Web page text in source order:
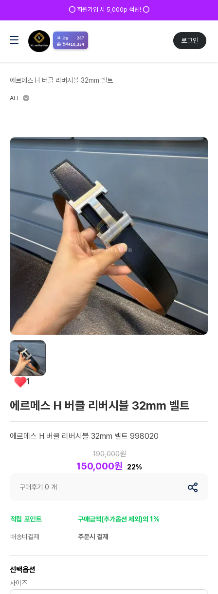
⭕ 회원가입 시 5,000p 적립! ⭕
로그인
📊 오늘 287
전체410,334
에르메스 H 버클 리버시블 32mm 벨트
ALL
1
에르메스 H 버클 리버시블 32mm 벨트
에르메스 H 버클 리버시블 32mm 벨트 998020
190,000원
150,000원 22%
구매후기 0 개
적립 포인트 구매금액(추가옵션 제외)의 1%
배송비결제 주문시 결제
선택옵션
사이즈